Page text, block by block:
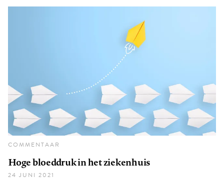
COMMENTAAR
Hoge bloeddruk in het ziekenhuis
24 JUNI 2021